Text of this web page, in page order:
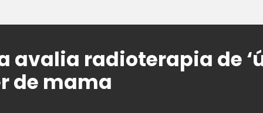
avalia radioterapia de
de mama